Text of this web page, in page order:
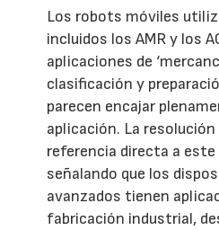
Los robots móviles
incluidos los AMR y los
aplicaciones de
clasificación y
parecen encajar
aplicación. La
referencia directa a este
señalando que los
avanzados tienen
fabricación industrial,